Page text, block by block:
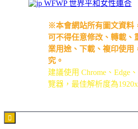
WFWP 世界平和女性連合
※本會網站所有圖文資料
可不得任意修改、轉載、
業用途、下載、複印使用
究。
建議使用 Chrome、Edge
覽器，最佳解析度為
